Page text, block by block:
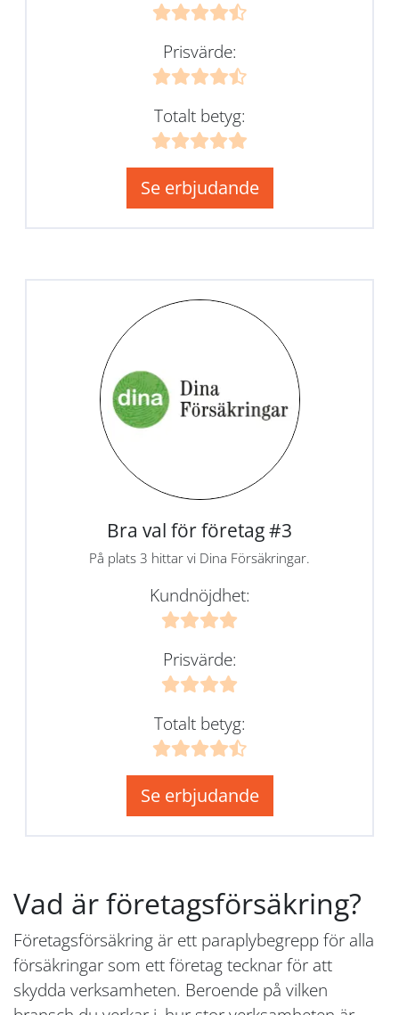
Prisvärde:
Totalt betyg:
Se erbjudande
Bra val för företag #3
På plats 3 hittar vi Dina Försäkringar.
Kundnöjdhet:
Prisvärde:
Totalt betyg:
Se erbjudande
Vad är företagsförsäkring?
Företagsförsäkring är ett paraplybegrepp för alla
försäkringar som ett företag tecknar för att
skydda verksamheten. Beroende på vilken